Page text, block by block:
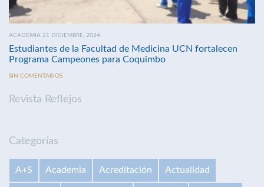
ACADEMIA 21 DICIEMBRE, 2024
Estudiantes de la Facultad de Medicina UCN fortalecen
Programa Campeones para Coquimbo
SIN COMENTARIOS
Revista Reflejos
Categorías
A+S Academia Acreditación Actualidad